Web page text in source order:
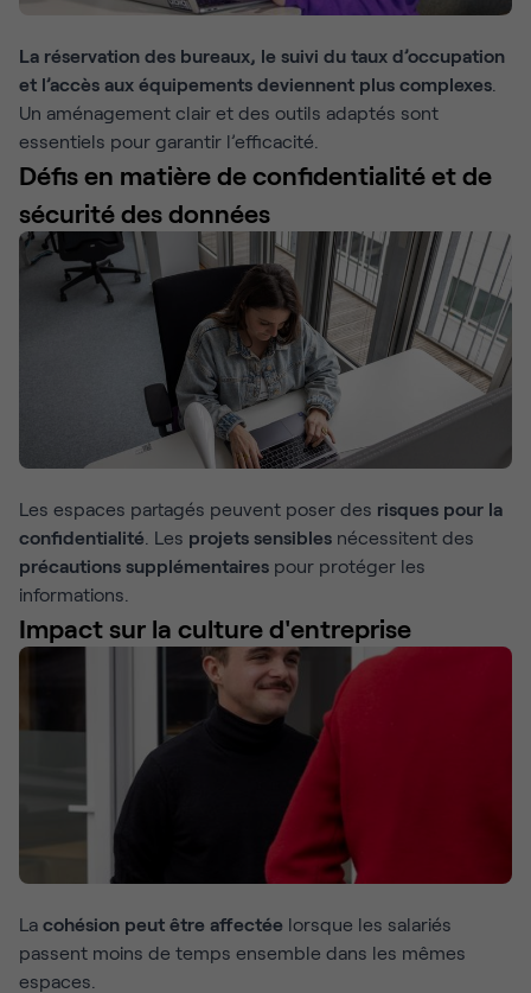
La réservation des bureaux, le suivi du taux d’occupation
et l’accès aux équipements deviennent plus complexes
Un aménagement clair et des outils adaptés sont
essentiels pour garantir l’efficacité.
Défis en matière de confidentialité et de
sécurité des données
Les espaces partagés peuvent poser des risques pour la
confidentialité . Les projets sensibles nécessitent des
précautions supplémentaires pour protéger les
informations.
Impact sur la culture d'entreprise
La cohésion peut être affectée lorsque les salariés
passent moins de temps ensemble dans les mêmes
espaces.